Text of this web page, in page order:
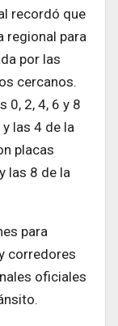
recordó que
regional para
por las
cercanos.
0, 2, 4, 6 y 8
las 4 de la
placas
las 8 de la
para
corredores
oficiales